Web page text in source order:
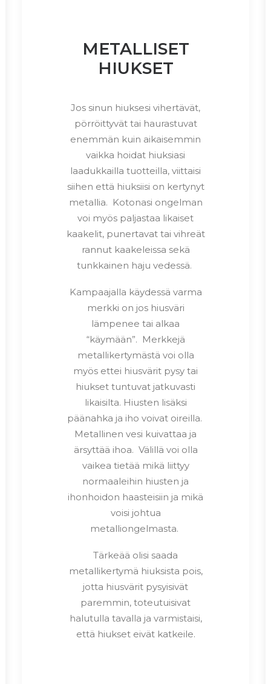
METALLISET
HIUKSET
Jos sinun hiuksesi vihertävät,
pörröittyvät tai haurastuvat
enemmän kuin aikaisemmin
vaikka hoidat hiuksiasi
laadukkailla tuotteilla, viittaisi
siihen että hiuksiisi on kertynyt
metallia. Kotonasi ongelman
voi myös paljastaa likaiset
kaakelit, punertavat tai vihreät
rannut kaakeleissa sekä
tunkkainen haju vedessä.
Kampaajalla käydessä varma
merkki on jos hiusväri
lämpenee tai alkaa
“käymään”. Merkkejä
metallikertymästä voi olla
myös ettei hiusvärit pysy tai
hiukset tuntuvat jatkuvasti
likaisilta. Hiusten lisäksi
päänahka ja iho voivat oireilla.
Metallinen vesi kuivattaa ja
ärsyttää ihoa. Välillä voi olla
vaikea tietää mikä liittyy
normaaleihin hiusten ja
ihonhoidon haasteisiin ja mikä
voisi johtua
metalliongelmasta.
Tärkeää olisi saada
metallikertymä hiuksista pois,
jotta hiusvärit pysyisivät
paremmin, toteutuisivat
halutulla tavalla ja varmistaisi,
että hiukset eivät katkeile.